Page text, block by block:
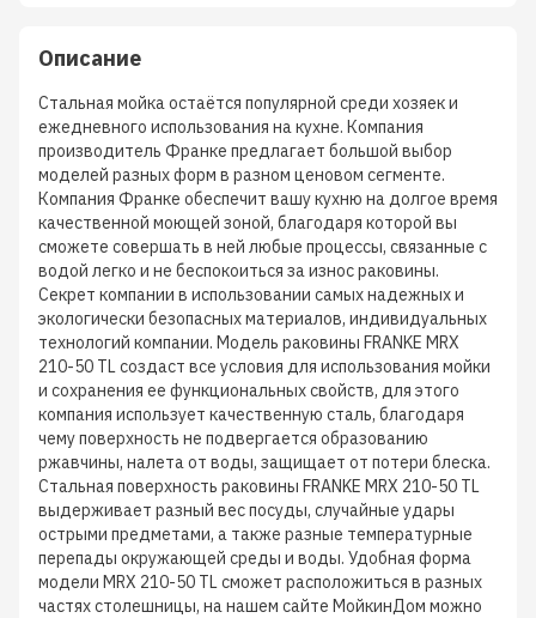
Описание
Стальная мойка остаётся популярной среди хозяек и
ежедневного использования на кухне. Компания
производитель Франке предлагает большой выбор
моделей разных форм в разном ценовом сегменте.
Компания Франке обеспечит вашу кухню на долгое время
качественной моющей зоной, благодаря которой вы
сможете совершать в ней любые процессы, связанные с
водой легко и не беспокоиться за износ раковины.
Секрет компании в использовании самых надежных и
экологически безопасных материалов, индивидуальных
технологий компании. Модель раковины FRANKE MRX
210-50 TL создаст все условия для использования мойки
и сохранения ее функциональных свойств, для этого
компания использует качественную сталь, благодаря
чему поверхность не подвергается образованию
ржавчины, налета от воды, защищает от потери блеска.
Стальная поверхность раковины FRANKE MRX 210-50 TL
выдерживает разный вес посуды, случайные удары
острыми предметами, а также разные температурные
перепады окружающей среды и воды. Удобная форма
модели MRX 210-50 TL сможет расположиться в разных
частях столешницы, на нашем сайте МойкинДом можно